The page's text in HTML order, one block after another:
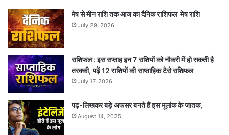
मेष से मीन राशि तक आज का दैनिक राशिफल मेष राशि
July 29, 2026
राशिफल : इस सप्ताह इन 7 राशियों को नौकरी में हो सकती है
तरक्की, पढ़ें 12 राशियों की साप्ताहिक टैरो राशिफल
July 17, 2026
पढ़-लिखकर बड़े अफसर बनते हैं इस मूलांक के जातक,
August 14, 2025